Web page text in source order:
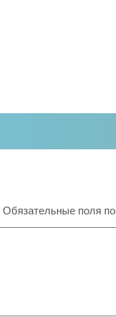
Обязательные поля